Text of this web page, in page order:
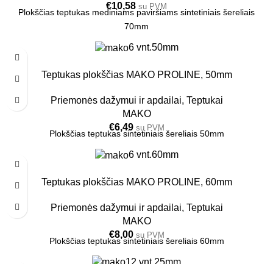
€10,58 su PVM
Plokščias teptukas mediniams paviršiams sintetiniais šereliais
70mm
6 vnt.50mm
Teptukas plokščias MAKO PROLINE, 50mm
Priemonės dažymui ir apdailai, Teptukai
MAKO
€6,49 su PVM
Plokščias teptukas sintetiniais šereliais 50mm
6 vnt.60mm
Teptukas plokščias MAKO PROLINE, 60mm
Priemonės dažymui ir apdailai, Teptukai
MAKO
€8,00 su PVM
Plokščias teptukas sintetiniais šereliais 60mm
12 vnt. 25mm